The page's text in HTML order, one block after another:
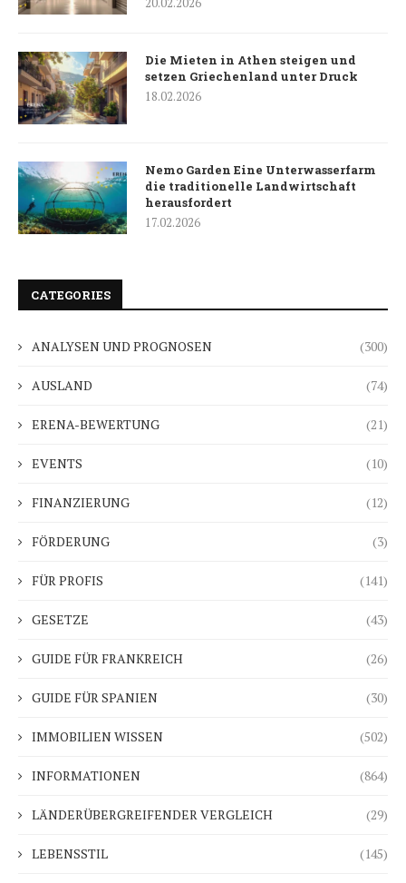
Die Mieten in Athen steigen und
setzen Griechenland unter Druck
18.02.2026
Nemo Garden Eine Unterwasserfarm
die traditionelle Landwirtschaft
herausfordert
17.02.2026
CATEGORIES
ANALYSEN UND PROGNOSEN (300)
AUSLAND (74)
ERENA-BEWERTUNG (21)
EVENTS (10)
FINANZIERUNG (12)
FÖRDERUNG (3)
FÜR PROFIS (141)
GESETZE (43)
GUIDE FÜR FRANKREICH (26)
GUIDE FÜR SPANIEN (30)
IMMOBILIEN WISSEN (502)
INFORMATIONEN (864)
LÄNDERÜBERGREIFENDER VERGLEICH (29)
LEBENSSTIL (145)